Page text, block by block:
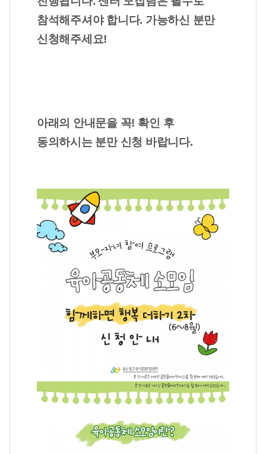
참석해주셔야 합니다. 가능하신 분만
신청해주세요!
아래의 안내문을 꼭! 확인 후
동의하시는 분만 신청 바랍니다.